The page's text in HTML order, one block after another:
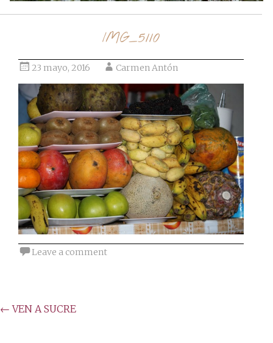
IMG_5110
23 mayo, 2016 Carmen Antón
Leave a comment
Post
← VEN A SUCRE